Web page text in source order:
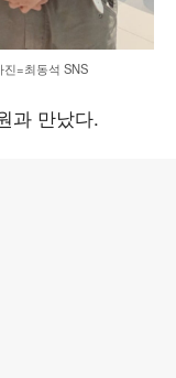
진=최동석 SNS
과 만났다.